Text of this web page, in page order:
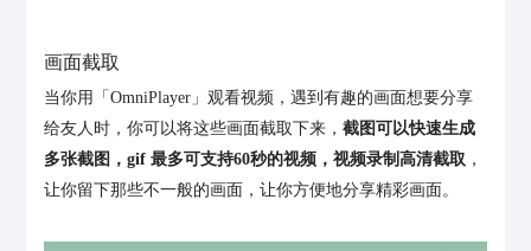
画面截取
当你用「OmniPlayer」观看视频，遇到有趣的画面想要分享
给友人时，你可以将这些画面截取下来，截图可以快速生成
多张截图，gif 最多可支持60秒的视频，视频录制高清截取 ，
让你留下那些不一般的画面，让你方便地分享精彩画面。